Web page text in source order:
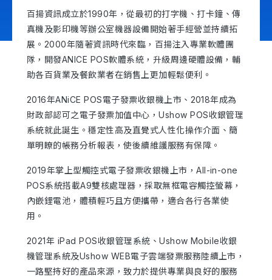
立即諮詢
百揚資訊成立於1990年，從最初的打字機、打卡鐘、傳
真機及影印機等辦公室機器設備開始著手經營並持續拓
展。2000年隨著資訊時代來臨，百揚注入專業軟體團
隊，開發ANICE POS軟體系統，升級周邊硬體設備，輔
助各百貨業及餐飲業者在銷售上更加輕鬆便利。
2016年ANiCE POS電子發票收銀機上市、2018年成為
財政部認可之電子發票加值中心，Ushow POS收銀管理
系統就此誕生。穩定性高及直覺式人性化操作介面、簡
單明瞭的帳務分析報表，使後續維護服務有保障。
2019年掌上型觸控式電子發票收銀機上市，All-in-one
POS系統搭載A9雙核處理器，採取無框電容觸控螢幕，
內嵌鋰電池，體積輕巧且方便攜帶，適合各行各業使
用。
2021年 iPad POS收銀管理系統、Ushow Mobile收銀
機管理系統及Ushow WEB電子雲端發票服務陸續上市，
一路堅持好的產品來源，致力於提供專業與良好的服務